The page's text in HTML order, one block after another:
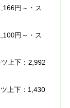
円～・ス
円～・ス
上下：2,992
上下：1,430